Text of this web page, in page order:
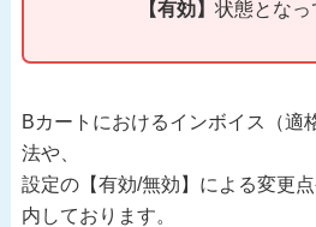
【有効】 状態となっ
Bカートにおけるインボイス（適
法や、
設定の【有効/無効】による変更
内しております。